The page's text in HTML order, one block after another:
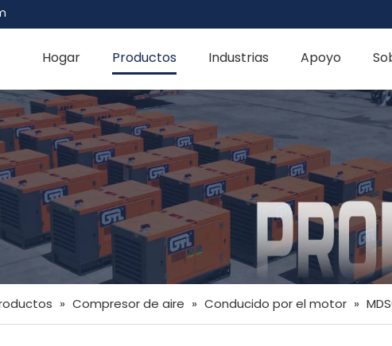
Hogar Productos Industrias Apoyo
» Compresor de aire » Conducido por el motor »